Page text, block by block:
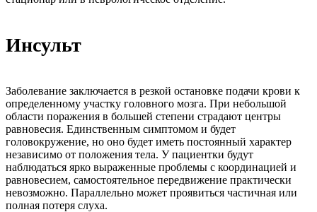
Инсульт
Заболевание заключается в резкой остановке подачи крови к
определенному участку головного мозга. При небольшой
области поражения в большей степени страдают центры
равновесия. Единственным симптомом и будет
головокружение, но оно будет иметь постоянный характер
независимо от положения тела. У пациентки будут
наблюдаться ярко выраженные проблемы с координацией и
равновесием, самостоятельное передвижение практически
невозможно. Параллельно может проявиться частичная или
полная потеря слуха.